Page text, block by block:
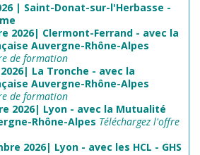
| Saint-Donat-sur-l'Herbasse -
2026| Clermont-Ferrand - avec la
Auvergne-Rhône-Alpes
de formation
La Tronche - avec la
Auvergne-Rhône-Alpes
de formation
2026| Lyon - avec la Mutualité
Rhône-Alpes Téléchargez l'offre
2026| Lyon - avec les HCL - GHS